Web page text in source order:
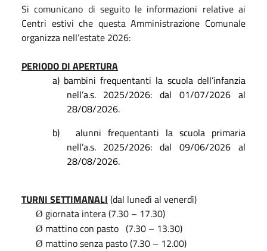
Si comunicano di seguito le informazioni relative ai
Centri estivi che questa Amministrazione Comunale
organizza nell’estate 2026:
PERIODO DI APERTURA
a) bambini frequentanti la scuola dell’infanzia
nell’a.s. 2025/2026: dal 01/07/2026 al
28/08/2026.
b)
alunni frequentanti la scuola primaria
nell’a.s. 2025/2026: dal 09/06/2026 al
28/08/2026.
TURNI SETTIMANALI (dal lunedì al venerdì)
Ø giornata intera (7.30 – 17.30)
Ø mattino con pasto (7.30 – 13.30)
Ø mattino senza pasto (7.30 – 12.00)